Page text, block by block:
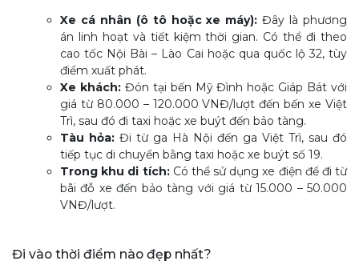
Xe cá nhân (ô tô hoặc xe máy): Đây là phương
án linh hoạt và tiết kiệm thời gian. Có thể đi theo
cao tốc Nội Bài – Lào Cai hoặc qua quốc lộ 32, tùy
điểm xuất phát.
Xe khách:Đón tại bến Mỹ Đình hoặc Giáp Bát với
giá từ 80.000 – 120.000 VNĐ/lượt đến bến xe Việt
Trì, sau đó đi taxi hoặc xe buýt đến bảo tàng.
Tàu hỏa: Đi từ ga Hà Nội đến ga Việt Trì, sau đó
tiếp tục di chuyển bằng taxi hoặc xe buýt số 19.
Trong khu di tích:Có thể sử dụng xe điện để đi từ
bãi đỗ xe đến bảo tàng với giá từ 15.000 – 50.000
VNĐ/lượt.
Đi vào thời điểm nào đẹp nhất?